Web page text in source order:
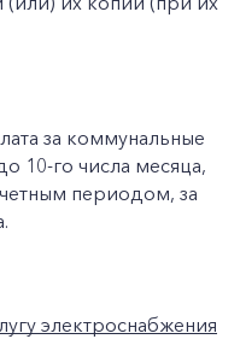
за коммунальные
10-го числа месяца,
периодом, за
электроснабжения